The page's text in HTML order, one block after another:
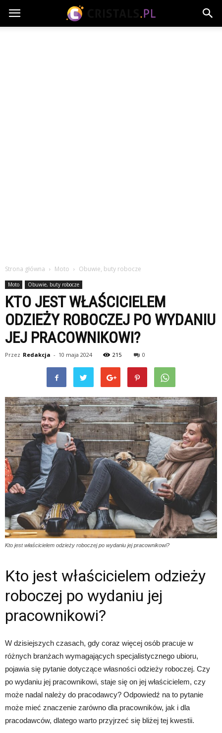
Strona główna Moto Obuwie, buty robocze
Moto Obuwie, buty robocze
KTO JEST WŁAŚCICIELEM
ODZIEŻY ROBOCZEJ PO WYDANIU
JEJ PRACOWNIKOWI?
Przez Redakcja - 10 maja 2024 215 0
Kto jest właścicielem odzieży roboczej po wydaniu jej pracownikowi?
Kto jest właścicielem odzieży
roboczej po wydaniu jej
pracownikowi?
W dzisiejszych czasach, gdy coraz więcej osób pracuje w
różnych branżach wymagających specjalistycznego ubioru,
pojawia się pytanie dotyczące własności odzieży roboczej. Czy
po wydaniu jej pracownikowi, staje się on jej właścicielem, czy
może nadal należy do pracodawcy? Odpowiedź na to pytanie
może mieć znaczenie zarówno dla pracowników, jak i dla
pracodawców, dlatego warto przyjrzeć się bliżej tej kwestii.